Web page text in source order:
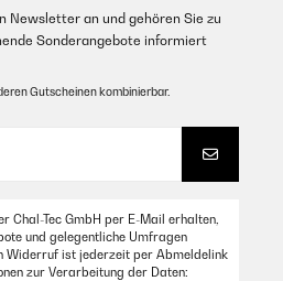
Newsletter an und gehören Sie zu
Sonderangebote informiert
Gutscheinen kombinierbar.
Chal-Tec GmbH per E-Mail erhalten,
und gelegentliche Umfragen
Widerruf ist jederzeit per Abmeldelink
zur Verarbeitung der Daten: